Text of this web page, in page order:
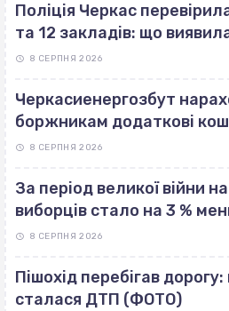
Поліція Черкас
та 12 закладів: що
8 СЕРПНЯ 2026
Черкасиенергозбут
боржникам додаткові
8 СЕРПНЯ 2026
За період великої війни
виборців стало на 3 %
8 СЕРПНЯ 2026
Пішохід перебігав
сталася ДТП (ФОТО)